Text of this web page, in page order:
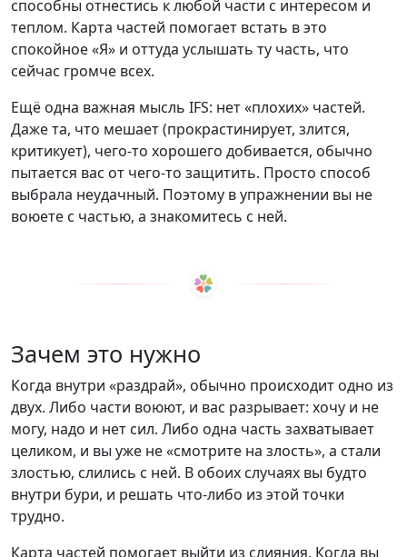
способны отнестись к любой части с интересом и
теплом. Карта частей помогает встать в это
спокойное «Я» и оттуда услышать ту часть, что
сейчас громче всех.
Ещё одна важная мысль IFS: нет «плохих» частей.
Даже та, что мешает (прокрастинирует, злится,
критикует), чего-то хорошего добивается, обычно
пытается вас от чего-то защитить. Просто способ
выбрала неудачный. Поэтому в упражнении вы не
воюете с частью, а знакомитесь с ней.
Зачем это нужно
Когда внутри «раздрай», обычно происходит одно из
двух. Либо части воюют, и вас разрывает: хочу и не
могу, надо и нет сил. Либо одна часть захватывает
целиком, и вы уже не «смотрите на злость», а стали
злостью, слились с ней. В обоих случаях вы будто
внутри бури, и решать что-либо из этой точки
трудно.
Карта частей помогает выйти из слияния. Когда вы